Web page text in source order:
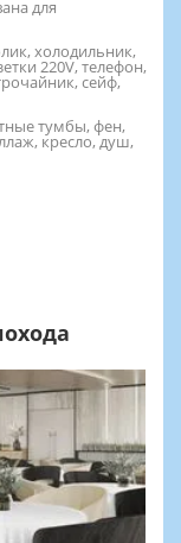
для
холодильник,
220V, телефон,
сейф,
тумбы, фен,
кресло, душ,